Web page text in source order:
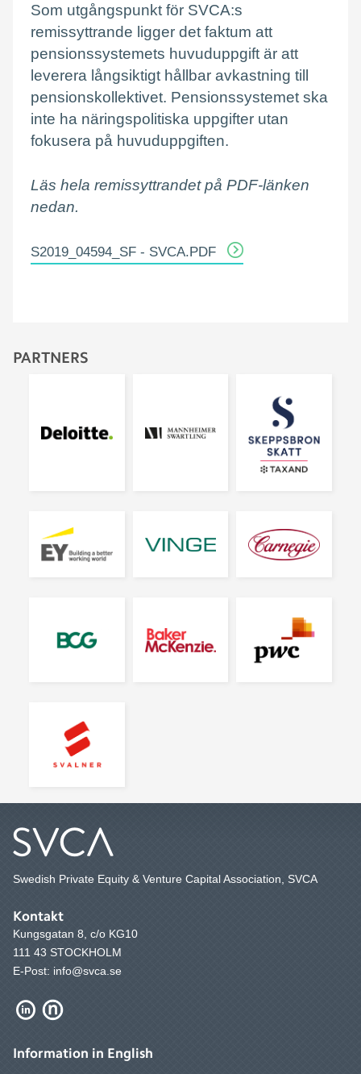
Som utgångspunkt för SVCA:s
remissyttrande ligger det faktum att
pensionssystemets huvuduppgift är att
leverera långsiktigt hållbar avkastning till
pensionskollektivet. Pensionssystemet ska
inte ha näringspolitiska uppgifter utan
fokusera på huvuduppgiften.
Läs hela remissyttrandet på PDF-länken
nedan.
S2019_04594_SF - SVCA.PDF
PARTNERS
Swedish Private Equity & Venture Capital Association, SVCA
Kontakt
Kungsgatan 8, c/o KG10
111 43 STOCKHOLM
E-Post: info@svca.se
Information in English